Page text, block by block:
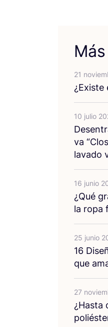
21
¿Exis­te
10 julio
va “
lava­do
16 junio
¿Qué
la ropa
25 junio
16
que
27
¿Has­ta